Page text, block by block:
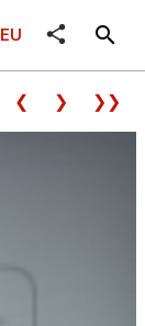
EU share search
❮ ❯ ❯❯